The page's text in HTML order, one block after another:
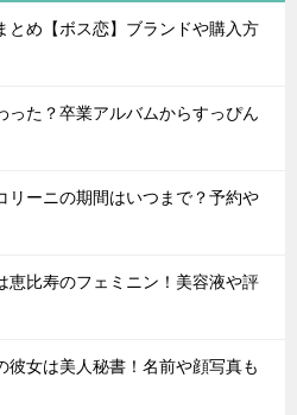
とめ【ボス恋】ブランドや購入方
った？卒業アルバムからすっぴん
リーニの期間はいつまで？予約や
恵比寿のフェミニン！美容液や評
彼女は美人秘書！名前や顔写真も